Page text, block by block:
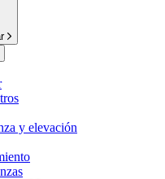
y elevación